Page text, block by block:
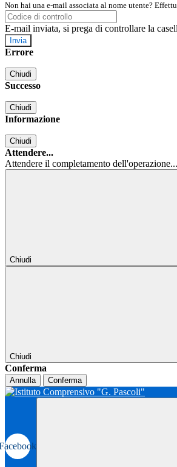
Non hai una e-mail associata al nome utente?
E-mail inviata, si prega di controllare la
Errore
Chiudi
Successo
Chiudi
Informazione
Chiudi
Attendere...
Attendere il completamento dell'operazione...
Chiudi
Chiudi
Conferma
Annulla Conferma